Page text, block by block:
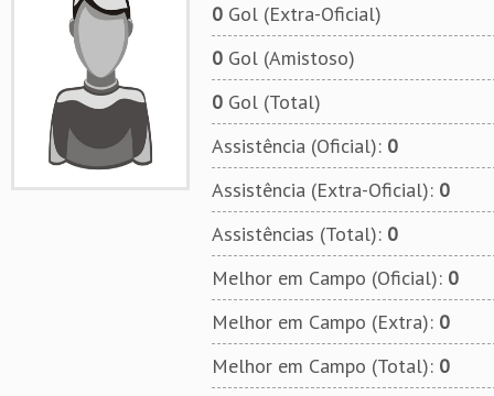
0Gol (Extra-Oficial)
0Gol (Amistoso)
0Gol (Total)
Assistência (Oficial): 0
Assistência (Extra-Oficial): 0
Assistências (Total): 0
Melhor em Campo (Oficial): 0
Melhor em Campo (Extra): 0
Melhor em Campo (Total): 0